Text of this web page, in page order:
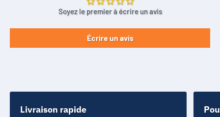
Soyez le premier à écrire un avis
Écrire un avis
Livraison rapide